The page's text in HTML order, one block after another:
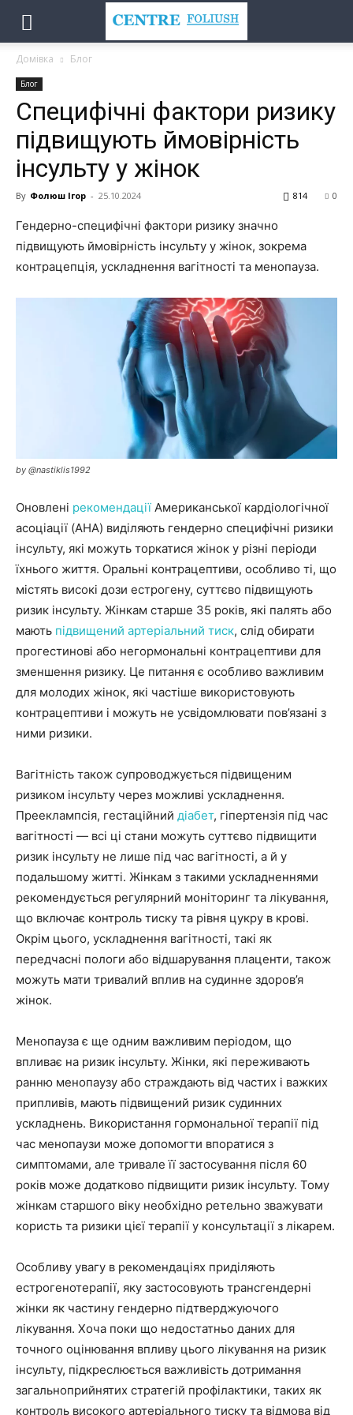
Домівка Блог
Блог
Специфічні фактори ризику
підвищують ймовірність
інсульту у жінок
By Фолюш Ігор - 25.10.2024 0
814
Гендерно-специфічні фактори ризику значно
підвищують ймовірність інсульту у жінок, зокрема
контрацепція, ускладнення вагітності та менопауза.
by @nastiklis1992
Оновлені рекомендації Американської кардіологічної
асоціації (AHA) виділяють гендерно специфічні ризики
інсульту, які можуть торкатися жінок у різні періоди
їхнього життя. Оральні контрацептиви, особливо ті, що
містять високі дози естрогену, суттєво підвищують
ризик інсульту. Жінкам старше 35 років, які палять або
мають підвищений артеріальний тиск, слід обирати
прогестинові або негормональні контрацептиви для
зменшення ризику. Це питання є особливо важливим
для молодих жінок, які частіше використовують
контрацептиви і можуть не усвідомлювати пов’язані з
ними ризики.
Вагітність також супроводжується підвищеним
ризиком інсульту через можливі ускладнення.
Прееклампсія, гестаційний діабет, гіпертензія під час
вагітності — всі ці стани можуть суттєво підвищити
ризик інсульту не лише під час вагітності, а й у
подальшому житті. Жінкам з такими ускладненнями
рекомендується регулярний моніторинг та лікування,
що включає контроль тиску та рівня цукру в крові.
Окрім цього, ускладнення вагітності, такі як
передчасні пологи або відшарування плаценти, також
можуть мати тривалий вплив на судинне здоров’я
жінок.
Менопауза є ще одним важливим періодом, що
впливає на ризик інсульту. Жінки, які переживають
ранню менопаузу або страждають від частих і важких
припливів, мають підвищений ризик судинних
ускладнень. Використання гормональної терапії під
час менопаузи може допомогти впоратися з
симптомами, але тривале її застосування після 60
років може додатково підвищити ризик інсульту. Тому
жінкам старшого віку необхідно ретельно зважувати
користь та ризики цієї терапії у консультації з лікарем.
Особливу увагу в рекомендаціях приділяють
естрогенотерапії, яку застосовують трансгендерні
жінки як частину гендерно підтверджуючого
лікування. Хоча поки що недостатньо даних для
точного оцінювання впливу цього лікування на ризик
інсульту, підкреслюється важливість дотримання
загальноприйнятих стратегій профілактики, таких як
контроль високого артеріального тиску та відмова від